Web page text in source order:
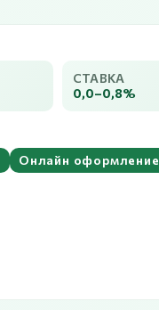
СТАВКА
0,0–0,8%
Онлайн оформление